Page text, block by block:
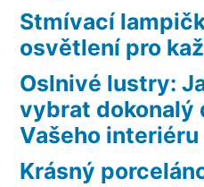
Stmívací
osvětlení pro
Oslnivé lustry:
vybrat dokonalý
Vašeho interiéru
Krásný